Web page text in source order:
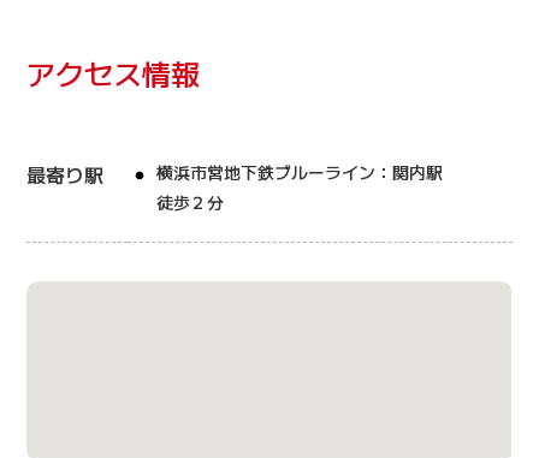
アクセス情報
最寄り駅
横浜市営地下鉄ブルーライン：関内駅
徒歩２分